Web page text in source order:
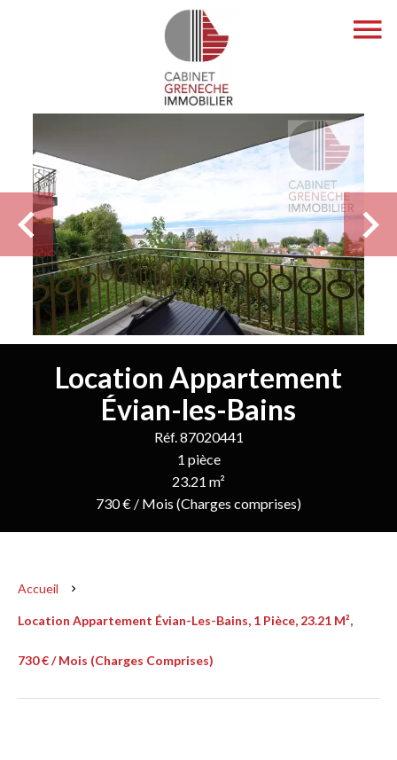
Location Appartement
Évian-les-Bains
Réf. 87020441
1 pièce
23.21 m²
730 € / Mois (Charges comprises)
Accueil
Location Appartement Évian-Les-Bains, 1 Pièce, 23.21 M²,
730 € / Mois (Charges Comprises)